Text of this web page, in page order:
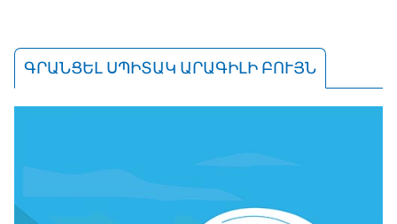
ԳՐԱՆՑԵԼ ՍՊԻՏԱԿ ԱՐԱԳԻԼԻ ԲՈՒՅՆ